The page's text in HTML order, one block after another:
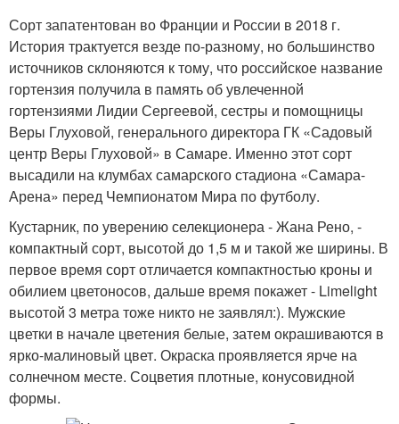
Сорт запатентован во Франции и России в 2018 г.
История трактуется везде по-разному, но большинство
источников склоняются к тому, что российское название
гортензия получила в память об увлеченной
гортензиями Лидии Сергеевой, сестры и помощницы
Веры Глуховой, генерального директора ГК «Садовый
центр Веры Глуховой» в Самаре. Именно этот сорт
высадили на клумбах самарского стадиона «Самара-
Арена» перед Чемпионатом Мира по футболу.
Кустарник, по уверению селекционера - Жана Рено, -
компактный сорт, высотой до 1,5 м и такой же ширины. В
первое время сорт отличается компактностью кроны и
обилием цветоносов, дальше время покажет - Limelight
высотой 3 метра тоже никто не заявлял:). Мужские
цветки в начале цветения белые, затем окрашиваются в
ярко-малиновый цвет. Окраска проявляется ярче на
солнечном месте. Соцветия плотные, конусовидной
формы.